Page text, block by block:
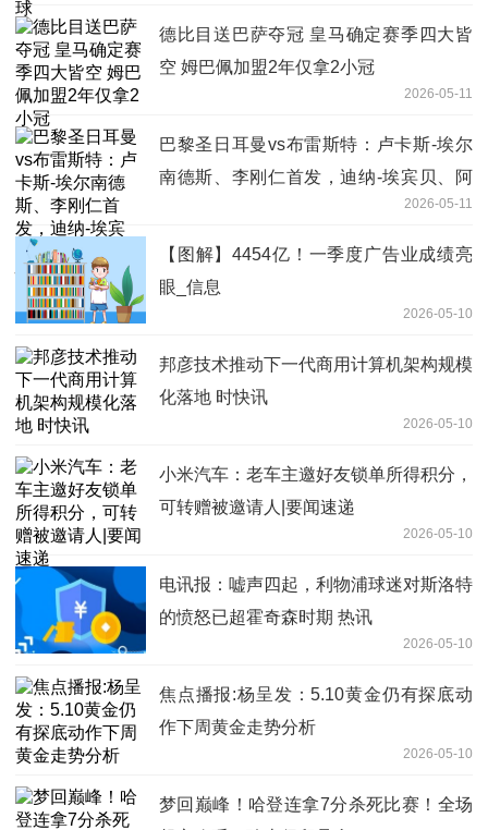
德比目送巴萨夺冠 皇马确定赛季四大皆
空 姆巴佩加盟2年仅拿2小冠
2026-05-11
巴黎圣日耳曼vs布雷斯特：卢卡斯-埃尔
南德斯、李刚仁首发，迪纳-埃宾贝、阿
2026-05-11
【图解】4454亿！一季度广告业成绩亮
眼_信息
2026-05-10
邦彦技术推动下一代商用计算机架构规模
化落地 时快讯
2026-05-10
小米汽车：老车主邀好友锁单所得积分，
可转赠被邀请人|要闻速递
2026-05-10
电讯报：嘘声四起，利物浦球迷对斯洛特
的愤怒已超霍奇森时期 热讯
2026-05-10
焦点播报:杨呈发：5.10黄金仍有探底动
作下周黄金走势分析
2026-05-10
梦回巅峰！哈登连拿7分杀死比赛！全场